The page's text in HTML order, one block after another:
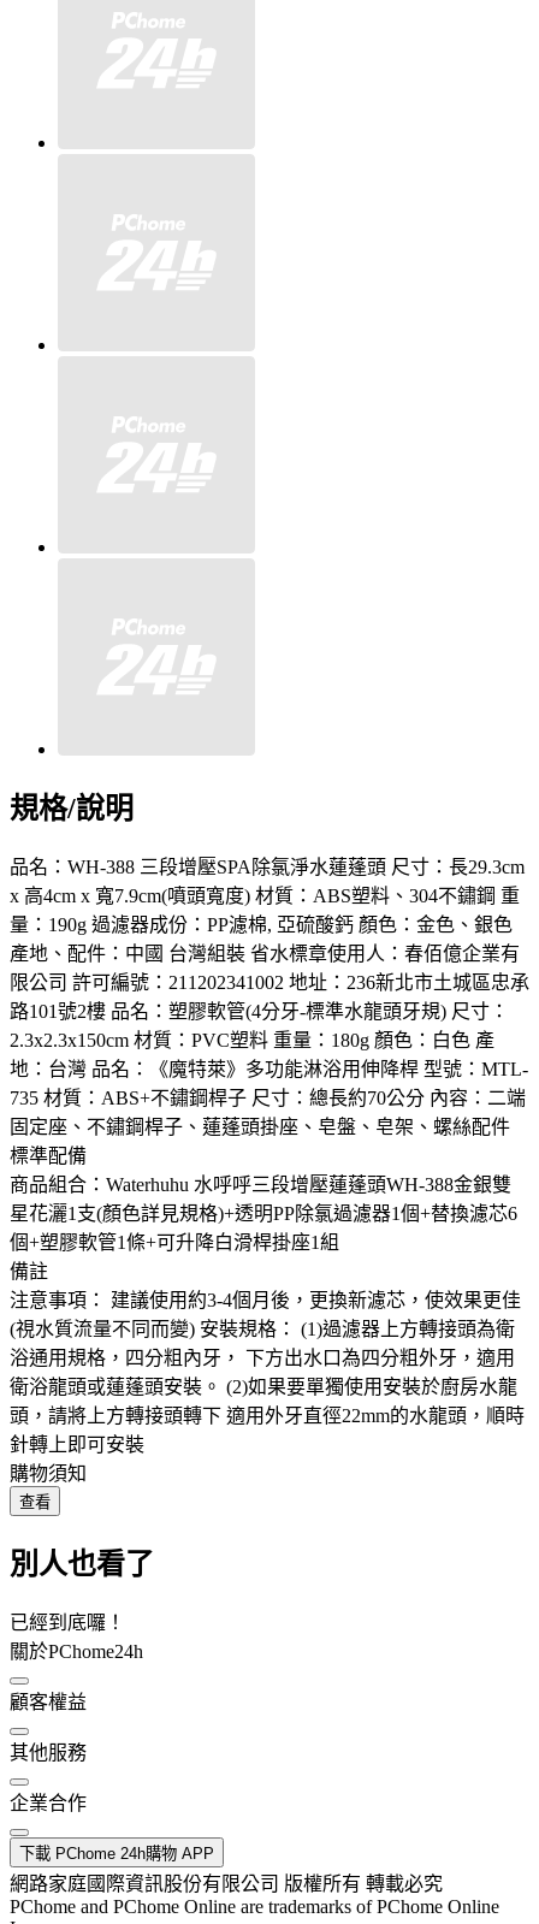
規格/說明
品名：WH-388 三段增壓SPA除氯淨水蓮蓬頭 尺寸：長29.3cm
x 高4cm x 寬7.9cm(噴頭寬度) 材質：ABS塑料、304不鏽鋼 重
量：190g 過濾器成份：PP濾棉, 亞硫酸鈣 顏色：金色、銀色
產地、配件：中國 台灣組裝 省水標章使用人：春佰億企業有
限公司 許可編號：211202341002 地址：236新北市土城區忠承
路101號2樓 品名：塑膠軟管(4分牙-標準水龍頭牙規) 尺寸：
2.3x2.3x150cm 材質：PVC塑料 重量：180g 顏色：白色 產
地：台灣 品名：《魔特萊》多功能淋浴用伸降桿 型號：MTL-
735 材質：ABS+不鏽鋼桿子 尺寸：總長約70公分 內容：二端
固定座、不鏽鋼桿子、蓮蓬頭掛座、皂盤、皂架、螺絲配件
標準配備
商品組合：Waterhuhu 水呼呼三段增壓蓮蓬頭WH-388金銀雙
星花灑1支(顏色詳見規格)+透明PP除氯過濾器1個+替換濾芯6
個+塑膠軟管1條+可升降白滑桿掛座1組
備註
注意事項： 建議使用約3-4個月後，更換新濾芯，使效果更佳
(視水質流量不同而變) 安裝規格： (1)過濾器上方轉接頭為衛
浴通用規格，四分粗內牙， 下方出水口為四分粗外牙，適用
衛浴龍頭或蓮蓬頭安裝。 (2)如果要單獨使用安裝於廚房水龍
頭，請將上方轉接頭轉下 適用外牙直徑22mm的水龍頭，順時
針轉上即可安裝
購物須知
查看
別人也看了
已經到底囉！
關於PChome24h
顧客權益
其他服務
企業合作
下載 PChome 24h購物 APP
網路家庭國際資訊股份有限公司 版權所有 轉載必究
PChome and PChome Online are trademarks of PChome Online